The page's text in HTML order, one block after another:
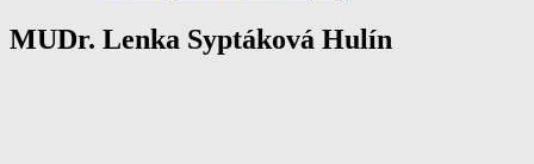
MUDr. Lenka Syptáková Hulín